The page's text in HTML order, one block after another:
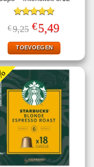
Gewaardeerd
5.00uit 5
€9,25 Oorspronkelijke
prijs
was:
€9,25.
€5,49
is:
€5,49.
TOEVOEGEN